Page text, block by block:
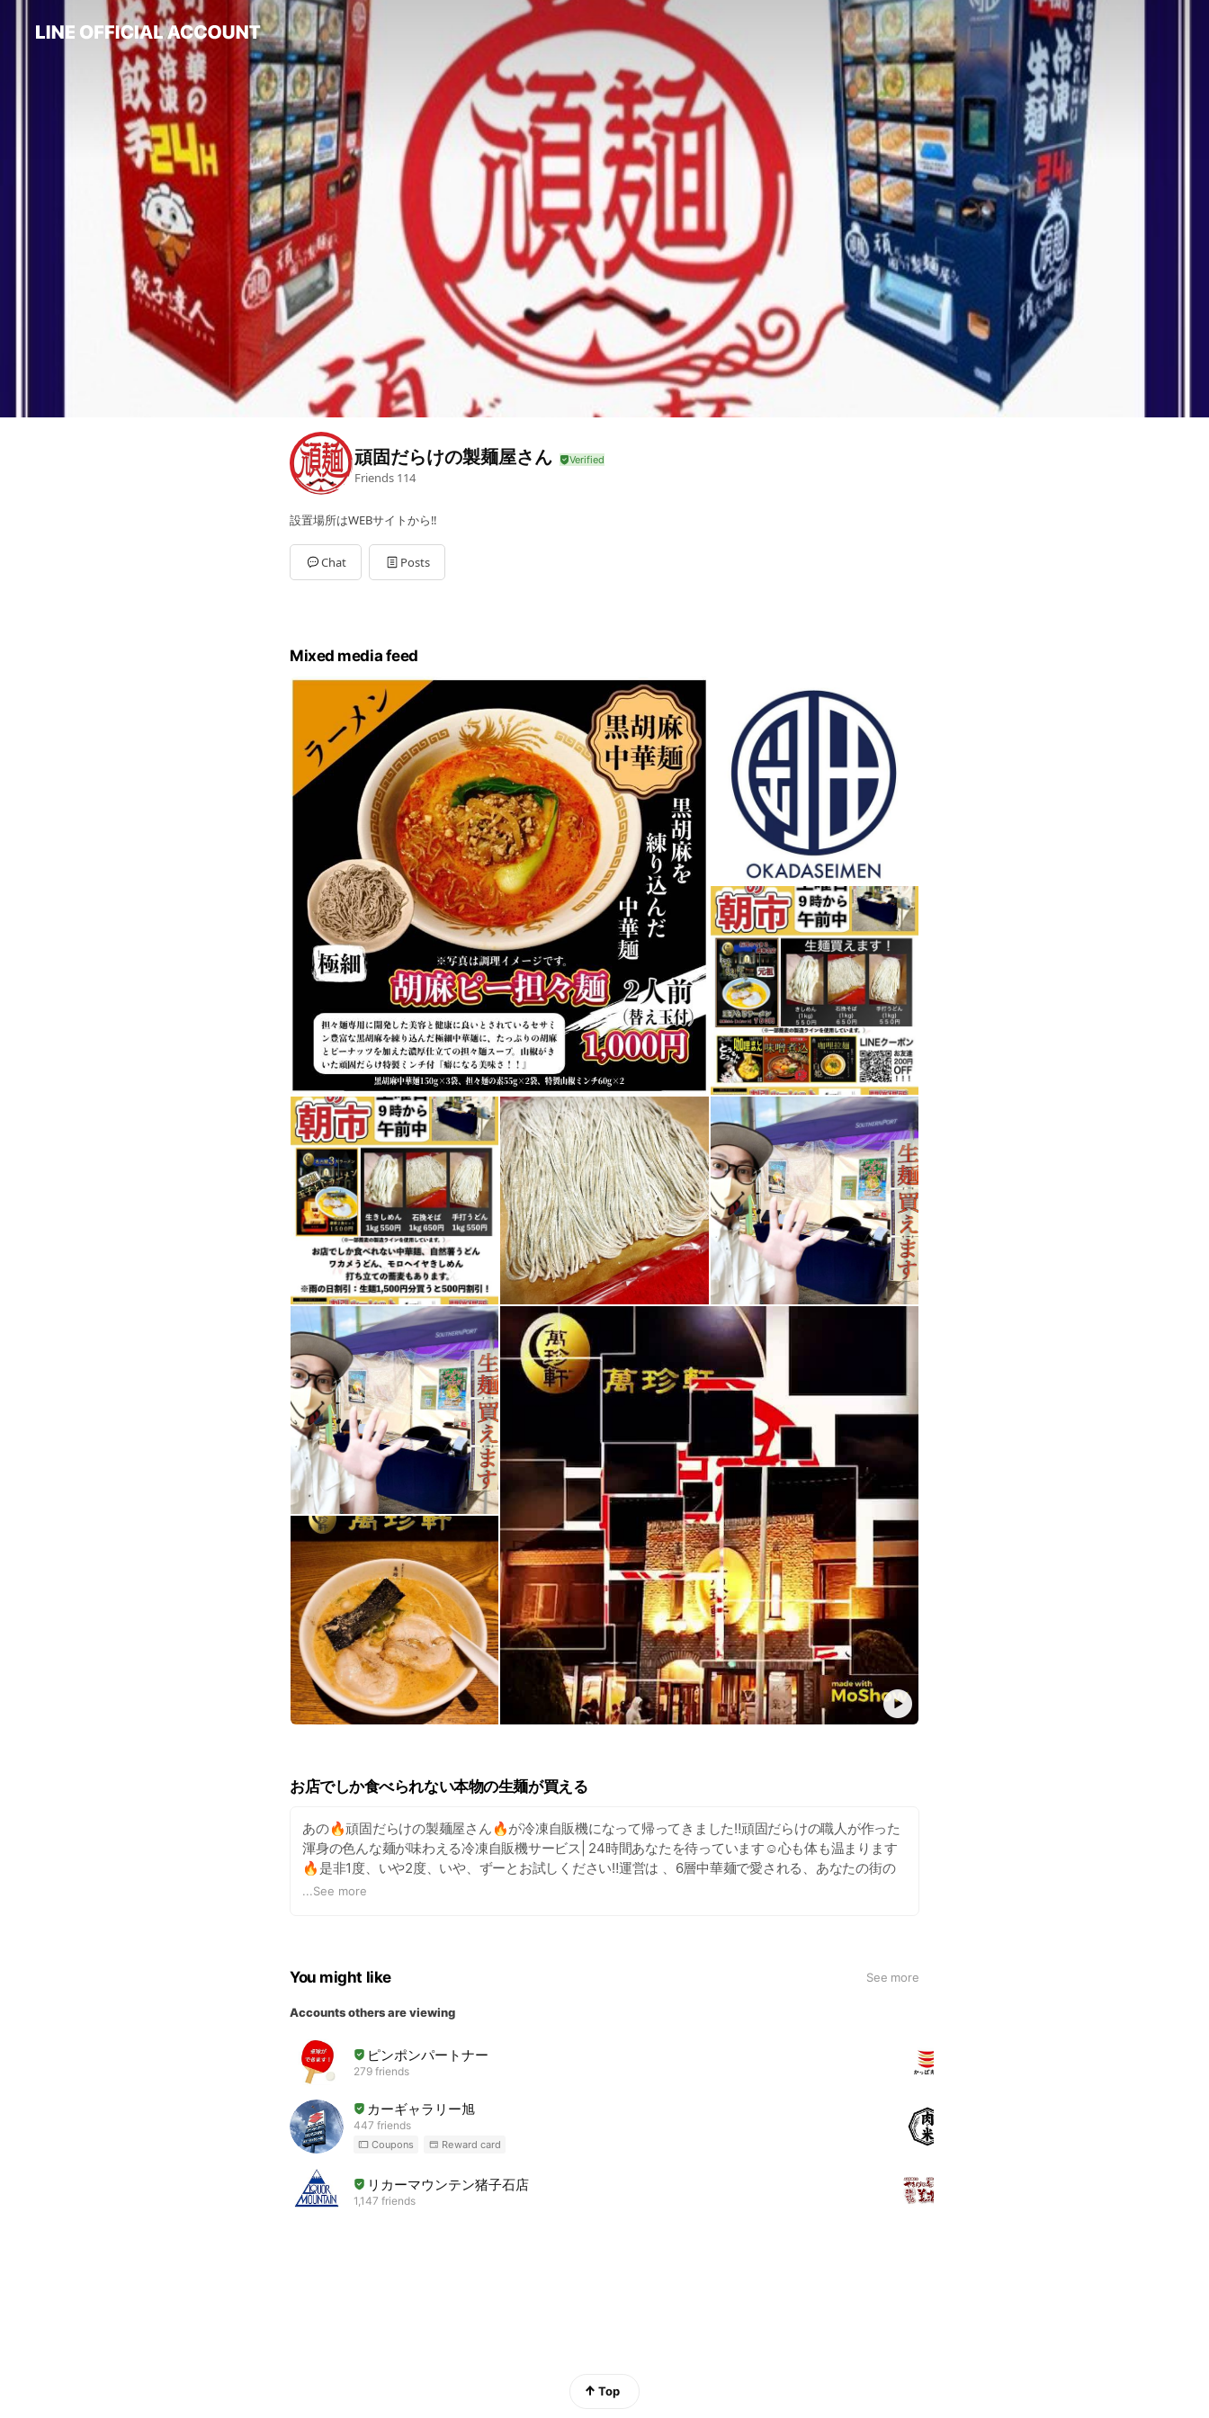
頑固だらけの製麺屋さん
Friends 114
設置場所はWEBサイトから‼️
Chat Posts
Mixed media feed
お店でしか食べられない本物の生麺が買える
あの🔥頑固だらけの製麺屋さん🔥が冷凍自販機になって帰ってきました‼️頑固だらけの職人が作った
渾身の色んな麺が味わえる冷凍自販機サービス| 24時間あなたを待っています☺️心も体も温まります
🔥是非1度、いや2度、いや、ずーとお試しください‼️運営は 、6層中華麺で愛される、あなたの街の
岡田製麺🍜🍜🍜
...See more
You might like See more
Accounts others are viewing
ピンポンパートナー
279 friends
カーギャラリー旭
447 friends
Coupons Reward card
リカーマウンテン猪子石店
1,147 friends
Top